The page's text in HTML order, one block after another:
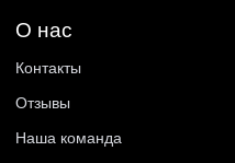
О нас
Контакты
Отзывы
Наша команда